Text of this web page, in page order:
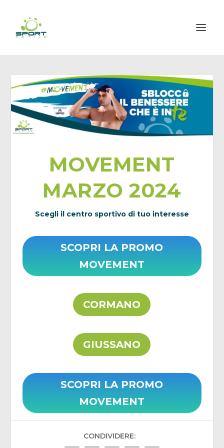
MOVEMENT
MARZO 2024
Scegli il centro sportivo di tuo interesse
SCOPRI LA PROMO
MOVEMENT
CORMANO
GIUSSANO
SCOPRI LA PROMO
MOVEMENT
CONDIVIDERE: